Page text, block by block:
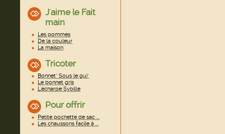
J'aime le Fait
main
Les pommes
De la couleur
La maison
Tricoter
Bonnet" Sous le gui"
Le bonnet gris
L'écharpe Sybille
Pour offrir
Petite pochette de sac ...
Les chaussons facile à ...